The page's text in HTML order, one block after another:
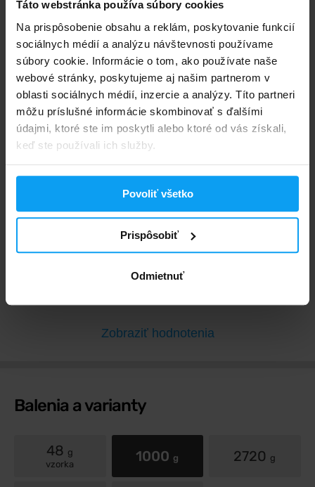
Táto webstránka používa súbory cookies
Na prispôsobenie obsahu a reklám, poskytovanie funkcií
sociálnych médií a analýzu návštevnosti používame
súbory cookie. Informácie o tom, ako používate naše
webové stránky, poskytujeme aj našim partnerom v
oblasti sociálnych médií, inzercie a analýzy. Títo partneri
môžu príslušné informácie skombinovať s ďalšími
údajmi, ktoré ste im poskytli alebo ktoré od vás získali,
keď ste používali ich služby.
Povoliť všetko
Prispôsobiť
Odmietnuť
Hodnotenia a recenzie
4,7 Max. spokojnosť
141 hodnotení
Max. spokojnosť
Nič moc
0 x
(56 hlasov)
Zobraziť hodnotenia
Balenia a varianty
48 g
vzorka
1000 g 2720 g